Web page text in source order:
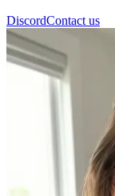
DiscordContact us